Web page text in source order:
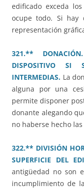
edificado exceda
ocupe todo. Si hay
representación
321.**
DISPOSITIVO SI
INTERMEDIAS. La
alguna por una
permite disponer
donante alegando
no haberse hecho
322.** DIVISIÓN
SUPERFICIE DEL
antigüedad no son
incumplimiento de